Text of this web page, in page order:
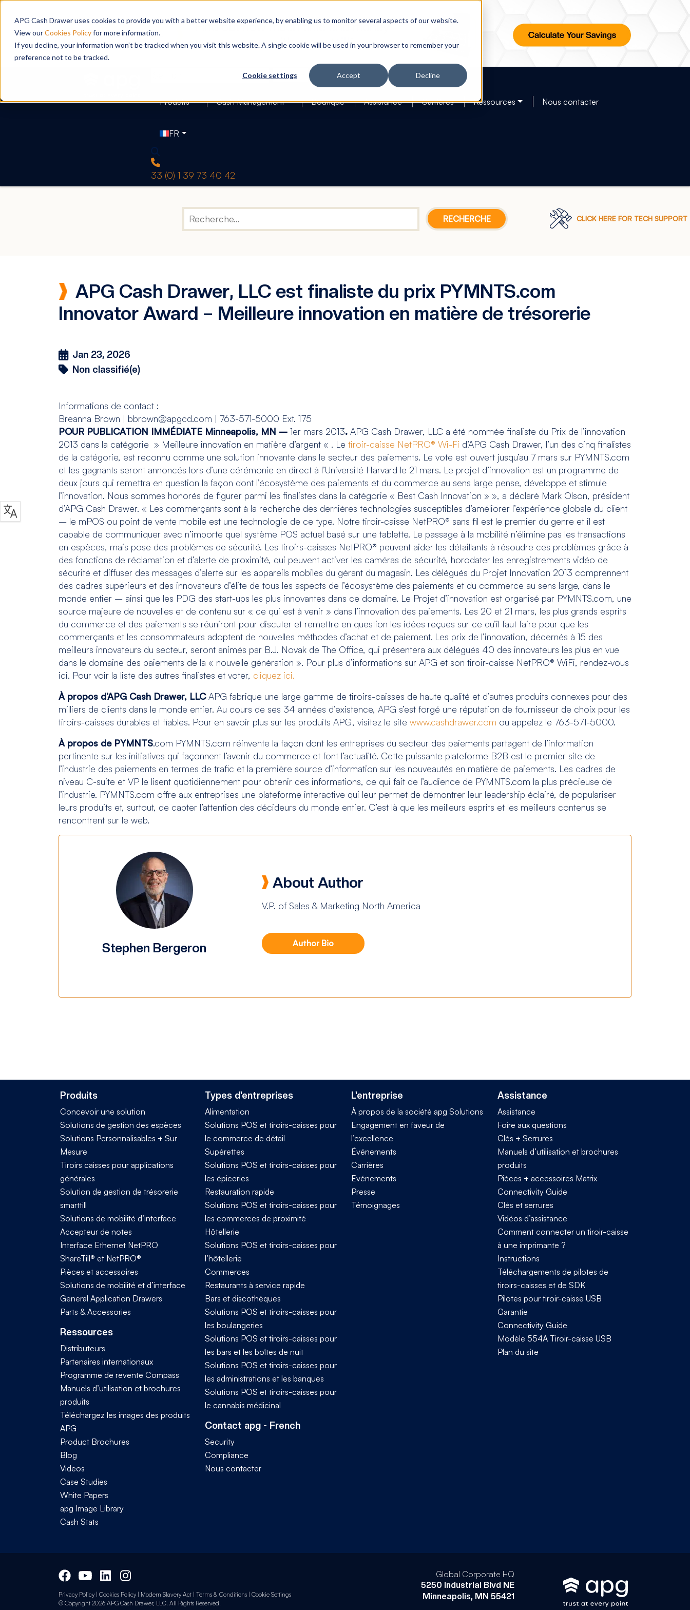
APG Cash Drawer uses cookies to provide you with a better website experience, by enabling us to monitor several aspects of our website.
View ourCookies Policyfor more information.
If you decline, your information won’t be tracked when you visit this website. A single cookie will be used in your browser to remember your
preference not to be tracked.
Cookie settings Accept Decline
Search
Produits Cash Management Boutique Assistance Carrières Ressources Nous contacter
FR
33 (0) 1 39 73 40 42
CLICK HERE FOR TECH SUPPORT
APG Cash Drawer, LLC est finaliste du prix PYMNTS.com
Innovator Award – Meilleure innovation en matière de trésorerie
Jan 23, 2026
Non classifié(e)
Informations de contact :
Breanna Brown | bbrown@apgcd.com | 763-571-5000 Ext. 175
POUR PUBLICATION IMMÉDIATE Minneapolis, MN – 1er mars 2013. APG Cash Drawer, LLC a été nommée finaliste du Prix de l’innovation
2013 dans la catégorie » Meilleure innovation en matière d’argent « . Le tiroir-caisse NetPRO® Wi-Fi d’APG Cash Drawer, l’un des cinq finalistes
de la catégorie, est reconnu comme une solution innovante dans le secteur des paiements. Le vote est ouvert jusqu’au 7 mars sur PYMNTS.com
et les gagnants seront annoncés lors d’une cérémonie en direct à l’Université Harvard le 21 mars. Le projet d’innovation est un programme de
deux jours qui remettra en question la façon dont l’écosystème des paiements et du commerce au sens large pense, développe et stimule
l’innovation. Nous sommes honorés de figurer parmi les finalistes dans la catégorie « Best Cash Innovation » », a déclaré Mark Olson, président
d’APG Cash Drawer. « Les commerçants sont à la recherche des dernières technologies susceptibles d’améliorer l’expérience globale du client
– le mPOS ou point de vente mobile est une technologie de ce type. Notre tiroir-caisse NetPRO® sans fil est le premier du genre et il est
capable de communiquer avec n’importe quel système POS actuel basé sur une tablette. Le passage à la mobilité n’élimine pas les transactions
en espèces, mais pose des problèmes de sécurité. Les tiroirs-caisses NetPRO® peuvent aider les détaillants à résoudre ces problèmes grâce à
des fonctions de réclamation et d’alerte de proximité, qui peuvent activer les caméras de sécurité, horodater les enregistrements vidéo de
sécurité et diffuser des messages d’alerte sur les appareils mobiles du gérant du magasin. Les délégués du Projet Innovation 2013 comprennent
des cadres supérieurs et des innovateurs d’élite de tous les aspects de l’écosystème des paiements et du commerce au sens large, dans le
monde entier – ainsi que les PDG des start-ups les plus innovantes dans ce domaine. Le Projet d’innovation est organisé par PYMNTS.com, une
source majeure de nouvelles et de contenu sur « ce qui est à venir » dans l’innovation des paiements. Les 20 et 21 mars, les plus grands esprits
du commerce et des paiements se réuniront pour discuter et remettre en question les idées reçues sur ce qu’il faut faire pour que les
commerçants et les consommateurs adoptent de nouvelles méthodes d’achat et de paiement. Les prix de l’innovation, décernés à 15 des
meilleurs innovateurs du secteur, seront animés par B.J. Novak de The Office, qui présentera aux délégués 40 des innovateurs les plus en vue
dans le domaine des paiements de la « nouvelle génération ». Pour plus d’informations sur APG et son tiroir-caisse NetPRO® WiFi, rendez-vous
ici. Pour voir la liste des autres finalistes et voter, cliquez ici.
À propos d’APG Cash Drawer, LLCAPG fabrique une large gamme de tiroirs-caisses de haute qualité et d’autres produits connexes pour des
milliers de clients dans le monde entier. Au cours de ses 34 années d’existence, APG s’est forgé une réputation de fournisseur de choix pour les
tiroirs-caisses durables et fiables. Pour en savoir plus sur les produits APG, visitez le site www.cashdrawer.com ou appelez le 763-571-5000.
À propos de PYMNTS.com PYMNTS.com réinvente la façon dont les entreprises du secteur des paiements partagent de l’information
pertinente sur les initiatives qui façonnent l’avenir du commerce et font l’actualité. Cette puissante plateforme B2B est le premier site de
l’industrie des paiements en termes de trafic et la première source d’information sur les nouveautés en matière de paiements. Les cadres de
niveau C-suite et VP le lisent quotidiennement pour obtenir ces informations, ce qui fait de l’audience de PYMNTS.com la plus précieuse de
l’industrie. PYMNTS.com offre aux entreprises une plateforme interactive qui leur permet de démontrer leur leadership éclairé, de populariser
leurs produits et, surtout, de capter l’attention des décideurs du monde entier. C’est là que les meilleurs esprits et les meilleurs contenus se
rencontrent sur le web.
Stephen Bergeron
About Author
V.P. of Sales & Marketing North America
Author Bio
Produits
Concevoir une solution
Solutions de gestion des espèces
Solutions Personnalisables + Sur
Mesure
Tiroirs caisses pour applications
générales
Solution de gestion de trésorerie
smarttill
Solutions de mobilité d’interface
Accepteur de notes
Interface Ethernet NetPRO
ShareTill® et NetPRO®
Pièces et accessoires
Solutions de mobilité et d’interface
General Application Drawers
Parts & Accessories
Ressources
Distributeurs
Partenaires internationaux
Programme de revente Compass
Manuels d’utilisation et brochures
produits
Téléchargez les images des produits
APG
Product Brochures
Blog
Videos
Case Studies
White Papers
apg Image Library
Cash Stats
Types d'entreprises
Alimentation
Solutions POS et tiroirs-caisses pour
le commerce de détail
Supérettes
Solutions POS et tiroirs-caisses pour
les épiceries
Restauration rapide
Solutions POS et tiroirs-caisses pour
les commerces de proximité
Hôtellerie
Solutions POS et tiroirs-caisses pour
l’hôtellerie
Commerces
Restaurants à service rapide
Bars et discothèques
Solutions POS et tiroirs-caisses pour
les boulangeries
Solutions POS et tiroirs-caisses pour
les bars et les boîtes de nuit
Solutions POS et tiroirs-caisses pour
les administrations et les banques
Solutions POS et tiroirs-caisses pour
le cannabis médicinal
Contact apg - French
Security
Compliance
Nous contacter
L'entreprise
À propos de la société apg Solutions
Engagement en faveur de
l’excellence
Événements
Carrières
Evénements
Presse
Témoignages
Assistance
Assistance
Foire aux questions
Clés + Serrures
Manuels d’utilisation et brochures
produits
Pièces + accessoires Matrix
Connectivity Guide
Clés et serrures
Vidéos d’assistance
Comment connecter un tiroir-caisse
à une imprimante ?
Instructions
Téléchargements de pilotes de
tiroirs-caisses et de SDK
Pilotes pour tiroir-caisse USB
Garantie
Connectivity Guide
Modèle 554A Tiroir-caisse USB
Plan du site
Privacy Policy | Cookies Policy | Modern Slavery Act | Terms & Conditions | Cookie Settings
© Copyright 2026 APG Cash Drawer, LLC. All Rights Reserved.
Global Corporate HQ
5250 Industrial Blvd NE
Minneapolis, MN 55421